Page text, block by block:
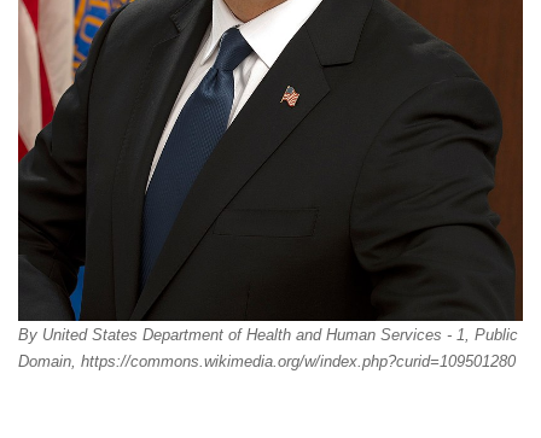
By United States Department of Health and Human Services - 1, Public
Domain, https://commons.wikimedia.org/w/index.php?curid=109501280